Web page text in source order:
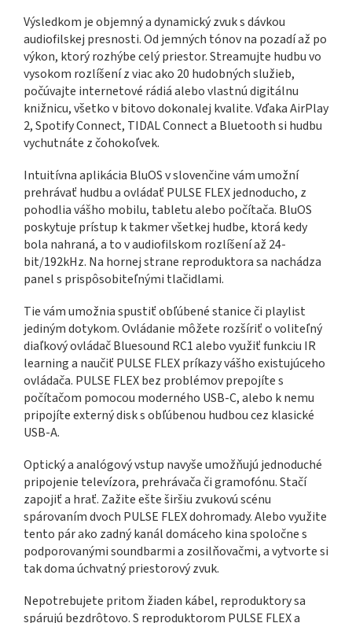
Výsledkom je objemný a dynamický zvuk s dávkou
audiofilskej presnosti. Od jemných tónov na pozadí až po
výkon, ktorý rozhýbe celý priestor. Streamujte hudbu vo
vysokom rozlíšení z viac ako 20 hudobných služieb,
počúvajte internetové rádiá alebo vlastnú digitálnu
knižnicu, všetko v bitovo dokonalej kvalite. Vďaka AirPlay
2, Spotify Connect, TIDAL Connect a Bluetooth si hudbu
vychutnáte z čohokoľvek.
Intuitívna aplikácia BluOS v slovenčine vám umožní
prehrávať hudbu a ovládať PULSE FLEX jednoducho, z
pohodlia vášho mobilu, tabletu alebo počítača. BluOS
poskytuje prístup k takmer všetkej hudbe, ktorá kedy
bola nahraná, a to v audiofilskom rozlíšení až 24-
bit/192kHz. Na hornej strane reproduktora sa nachádza
panel s prispôsobiteľnými tlačidlami.
Tie vám umožnia spustiť obľúbené stanice či playlist
jediným dotykom. Ovládanie môžete rozšíriť o voliteľný
diaľkový ovládač Bluesound RC1 alebo využiť funkciu IR
learning a naučiť PULSE FLEX príkazy vášho existujúceho
ovládača. PULSE FLEX bez problémov prepojíte s
počítačom pomocou moderného USB-C, alebo k nemu
pripojíte externý disk s obľúbenou hudbou cez klasické
USB-A.
Optický a analógový vstup navyše umožňujú jednoduché
pripojenie televízora, prehrávača či gramofónu. Stačí
zapojiť a hrať. Zažite ešte širšiu zvukovú scénu
spárovaním dvoch PULSE FLEX dohromady. Alebo využite
tento pár ako zadný kanál domáceho kina spoločne s
podporovanými soundbarmi a zosilňovačmi, a vytvorte si
tak doma úchvatný priestorový zvuk.
Nepotrebujete pritom žiaden kábel, reproduktory sa
spárujú bezdrôtovo. S reproduktorom PULSE FLEX a